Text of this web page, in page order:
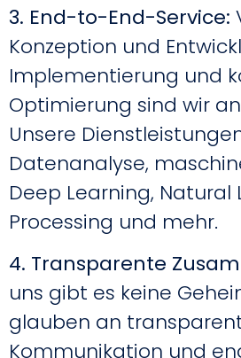
3. End-to-End-Service:
Konzeption und
Implementierung und
Optimierung sind wir
Unsere
Datenanalyse,
Deep Learning, Natural
Processing und mehr.
4. Transparente
uns gibt es keine
glauben an
Kommunikation und